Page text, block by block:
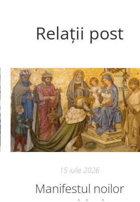
Relații post
15 iulie 2026
Manifestul noilor